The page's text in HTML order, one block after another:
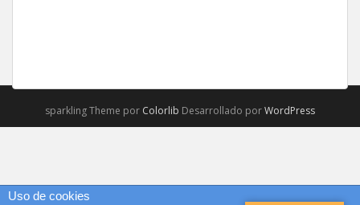
sparkling Theme por Colorlib Desarrollado porWordPress
Uso de cookies